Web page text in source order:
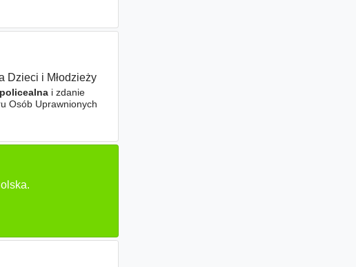
Dzieci i Młodzieży
policealnai zdanie
Osób Uprawnionych